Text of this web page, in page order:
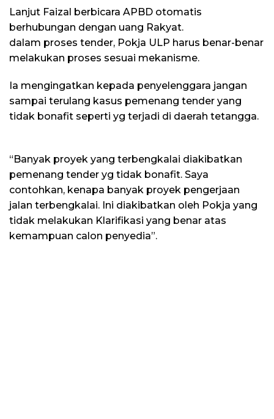
Lanjut Faizal berbicara APBD otomatis
berhubungan dengan uang Rakyat.
dalam proses tender, Pokja ULP harus benar-benar
melakukan proses sesuai mekanisme.
Ia mengingatkan kepada penyelenggara jangan
sampai terulang kasus pemenang tender yang
tidak bonafit seperti yg terjadi di daerah tetangga.
“Banyak proyek yang terbengkalai diakibatkan
pemenang tender yg tidak bonafit. Saya
contohkan, kenapa banyak proyek pengerjaan
jalan terbengkalai. Ini diakibatkan oleh Pokja yang
tidak melakukan Klarifikasi yang benar atas
kemampuan calon penyedia”.